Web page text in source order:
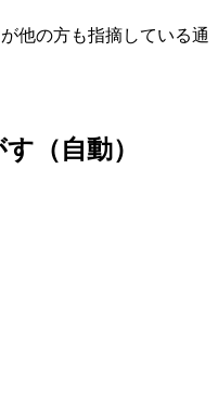
他の方も指摘している通
（自動）